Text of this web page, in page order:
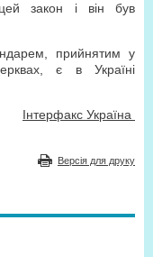
закон і він був
прийнятим у
є в Україні
Інтерфакс Україна
Версія для друку